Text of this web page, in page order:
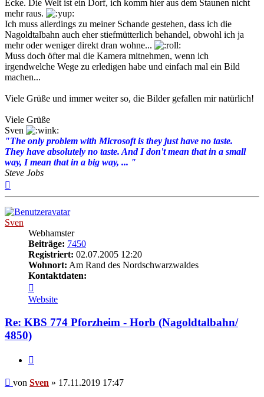
Ecke. Die Welt ist ein Dorf, ich komm hier aus dem Staunen nicht
mehr raus.
Ich muss allerdings zu meiner Schande gestehen, dass ich die
Nagoldtalbahn auch eher stiefmütterlich behandel, obwohl ich ja
mehr oder weniger direkt dran wohne...
Muss doch öfter mal die Kamera mitnehmen, wenn ich
irgendwelche Wege zu erledigen habe und einfach mal ein Bild
machen...
Viele Grüße und immer weiter so, die Bilder gefallen mir natürlich!
Viele Grüße
Sven
"The only problem with Microsoft is they just have no taste.
They have absolutely no taste. And I don't mean that in a small
way, I mean that in a big way, ... "
Steve Jobs
Sven
Webhamster
Beiträge: 7450
Registriert: 02.07.2005 12:20
Wohnort: Am Rand des Nordschwarzwaldes
Kontaktdaten:
von
Sven
Website
Re: KBS 774 Pforzheim - Horb (Nagoldtalbahn/
4850)
Beitrag
von Sven » 17.11.2019 17:47